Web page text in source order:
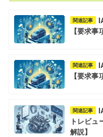
関連記事
【要求事
関連記事
【要求事
関連記事
トレビ
解説】